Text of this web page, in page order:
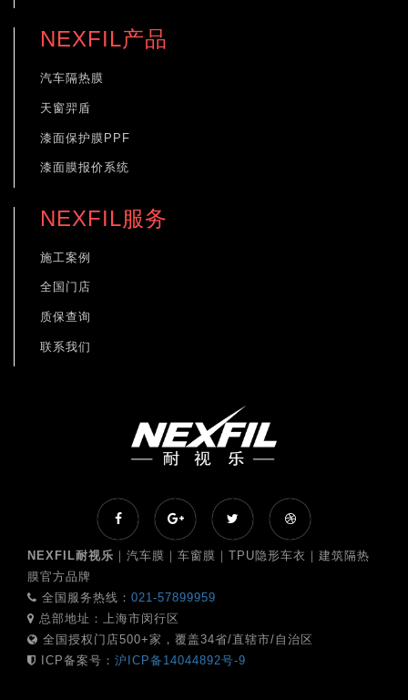
NEXFIL产品
汽车隔热膜
天窗羿盾
漆面保护膜PPF
漆面膜报价系统
NEXFIL服务
施工案例
全国门店
质保查询
联系我们
NEXFIL耐视乐 ｜汽车膜｜车窗膜｜TPU隐形车衣｜建筑隔热
膜官方品牌
全国服务热线： 021-57899959
总部地址：上海市闵行区
全国授权门店500+家，覆盖34省/直辖市/自治区
ICP备案号： 沪ICP备14044892号-9